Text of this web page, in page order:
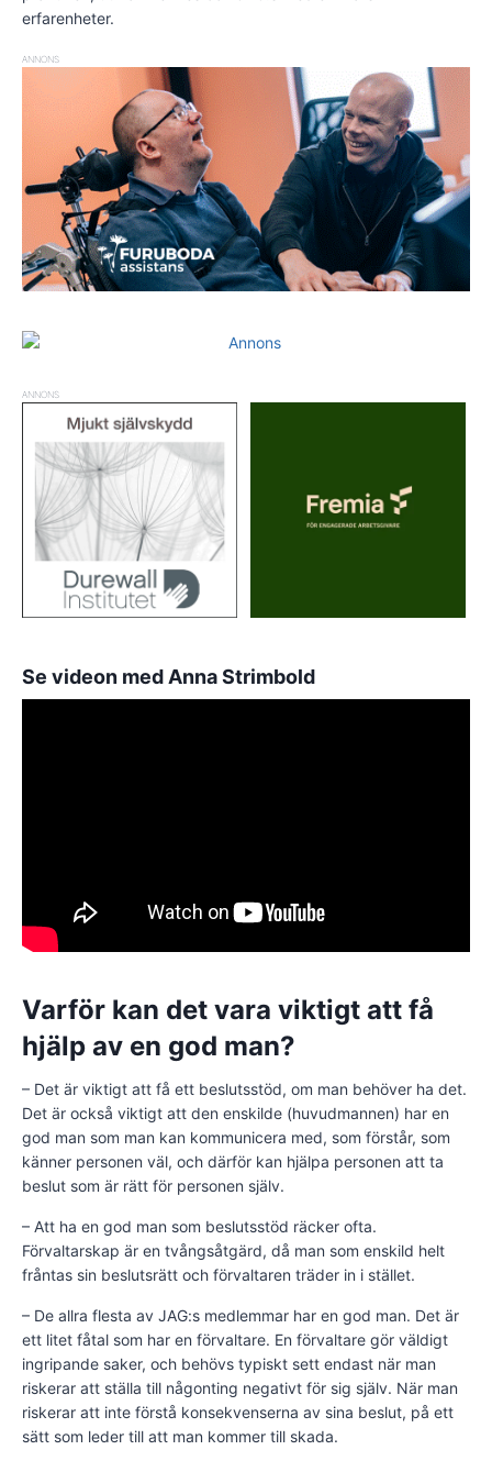
erfarenheter.
ANNONS
ANNONS
Se videon med Anna Strimbold
Varför kan det vara viktigt att få
hjälp av en god man?
– Det är viktigt att få ett beslutsstöd, om man behöver ha det.
Det är också viktigt att den enskilde (huvudmannen) har en
god man som man kan kommunicera med, som förstår, som
känner personen väl, och därför kan hjälpa personen att ta
beslut som är rätt för personen själv.
– Att ha en god man som beslutsstöd räcker ofta.
Förvaltarskap är en tvångsåtgärd, då man som enskild helt
fråntas sin beslutsrätt och förvaltaren träder in i stället.
– De allra flesta av JAG:s medlemmar har en god man. Det är
ett litet fåtal som har en förvaltare. En förvaltare gör väldigt
ingripande saker, och behövs typiskt sett endast när man
riskerar att ställa till någonting negativt för sig själv. När man
riskerar att inte förstå konsekvenserna av sina beslut, på ett
sätt som leder till att man kommer till skada.